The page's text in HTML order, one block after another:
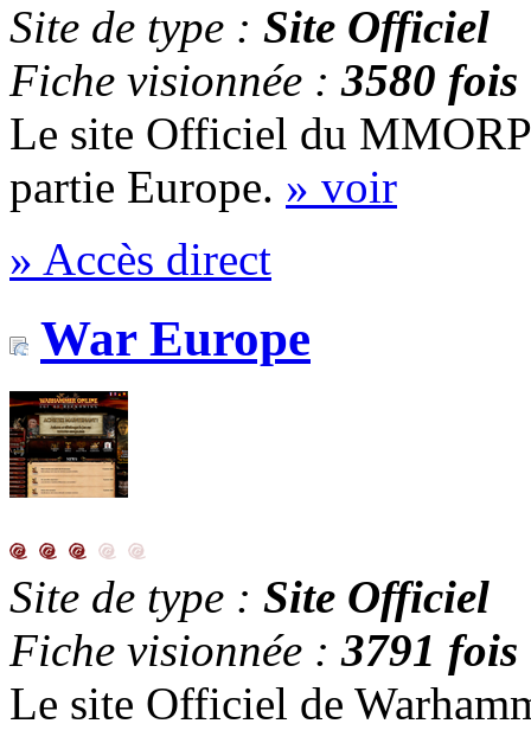
Site de type : Site Officiel
Fiche visionnée :3580 fois
Le site Officiel du
partie Europe. » voir
» Accès direct
War Europe
Site de type : Site Officiel
Fiche visionnée :3791 fois
Le site Officiel de